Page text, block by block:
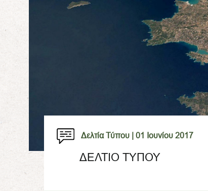
Δελτία Τύπου | 01 Ιουνίου 2017
ΔΕΛΤΙΟ ΤΥΠΟΥ